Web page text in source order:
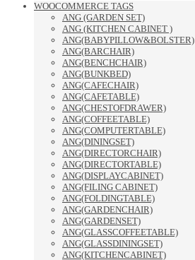
WOOCOMMERCE TAGS
ANG (GARDEN SET)
ANG (KITCHEN CABINET )
ANG(BABYPILLOW&BOLSTER)
ANG(BARCHAIR)
ANG(BENCHCHAIR)
ANG(BUNKBED)
ANG(CAFECHAIR)
ANG(CAFETABLE)
ANG(CHESTOFDRAWER)
ANG(COFFEETABLE)
ANG(COMPUTERTABLE)
ANG(DININGSET)
ANG(DIRECTORCHAIR)
ANG(DIRECTORTABLE)
ANG(DISPLAYCABINET)
ANG(FILING CABINET)
ANG(FOLDINGTABLE)
ANG(GARDENCHAIR)
ANG(GARDENSET)
ANG(GLASSCOFFEETABLE)
ANG(GLASSDININGSET)
ANG(KITCHENCABINET)